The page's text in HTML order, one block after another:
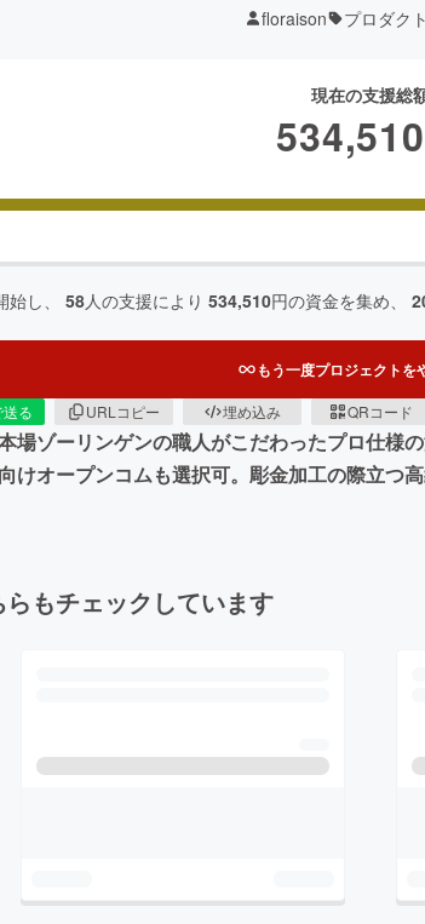
floraison プロダクト
現在の支援総
534,510
始し、 58人の支援により 534,510円の資金を集め、
もう一度プロジェクトを
る URLコピー 埋め込み QRコード
場ゾーリンゲンの職人がこだわったプロ仕
けオープンコムも選択可。彫金加工の際立
もチェックしています